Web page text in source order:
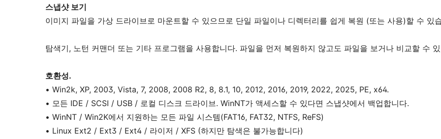
스냅샷 보기
이미지 파일을 가상 드라이브로 마운트할 수 있으므로 단일 파일이나 디렉터리를 쉽게 복원 (또는 사용)할 수 있
탐색기, 노턴 커맨더 또는 기타 프로그램을 사용합니다. 파일을 먼저 복원하지 않고도 파일을 보거나 비교할 수
호환성.
• Win2k, XP, 2003, Vista, 7, 2008, 2008 R2, 8, 8.1, 10, 2012, 2016, 2019, 2022, 2025, PE, x64.
• 모든 IDE / SCSI / USB / 로컬 디스크 드라이브. WinNT가 액세스할 수 있다면 스냅샷에서 백업합니다.
• WinNT / Win2K에서 지원하는 모든 파일 시스템(FAT16, FAT32, NTFS, ReFS)
• Linux Ext2 / Ext3 / Ext4 / 라이저 / XFS (하지만 탐색은 불가능합니다)